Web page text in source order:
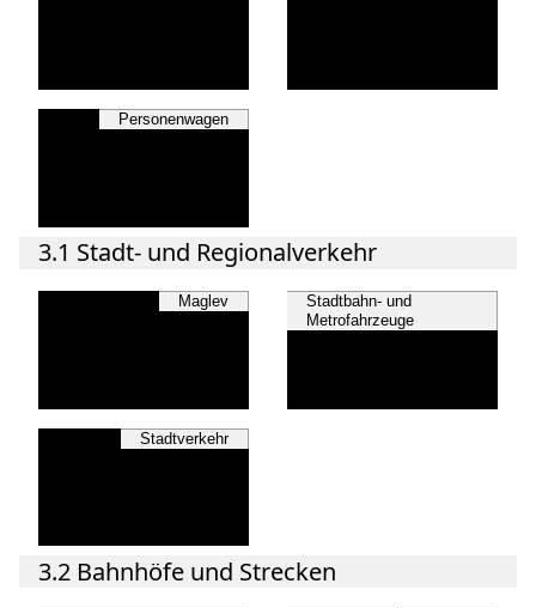
Personenwagen
3.1 Stadt- und Regionalverkehr
Maglev
Stadtbahn- und
Metrofahrzeuge
Stadtverkehr
3.2 Bahnhöfe und Strecken